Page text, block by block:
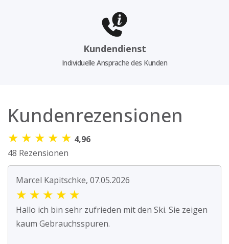
Kundendienst
Individuelle Ansprache des Kunden
Kundenrezensionen
★ ★ ★ ★ ★ 4,96
48 Rezensionen
Marcel Kapitschke, 07.05.2026
★ ★ ★ ★ ★
Hallo ich bin sehr zufrieden mit den Ski. Sie zeigen
kaum Gebrauchsspuren.